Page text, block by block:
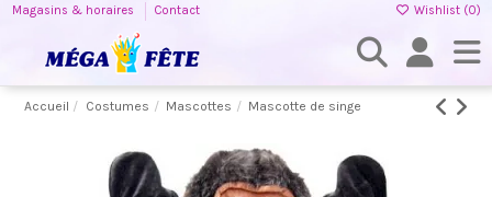
Magasins & horaires Contact Wishlist (0)
Accueil Costumes Mascottes Mascotte de singe